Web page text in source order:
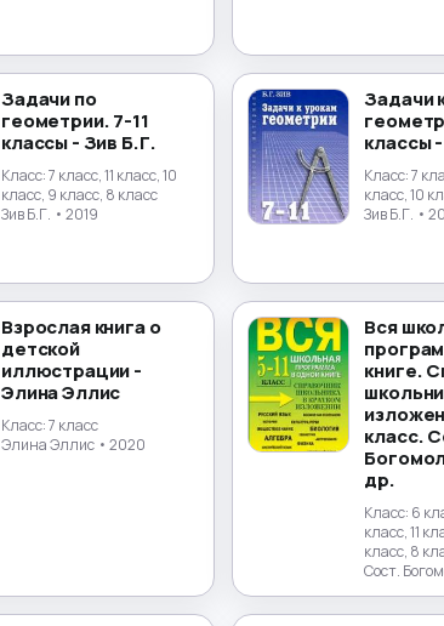
Задачи по
геометрии. 7-11
классы - Зив Б.Г.
Класс:7 класс, 11 класс, 10
класс, 9 класс, 8 класс
Зив Б.Г. • 2019
Задачи
классы
Класс:7
класс, 10
Зив Б.Г. •
Взрослая книга о
детской
иллюстрации -
Элина Эллис
Класс:7 класс
Элина Эллис • 2020
Вся
книге.
класс.
др.
Класс: 6
класс, 11
класс, 8
Сост.